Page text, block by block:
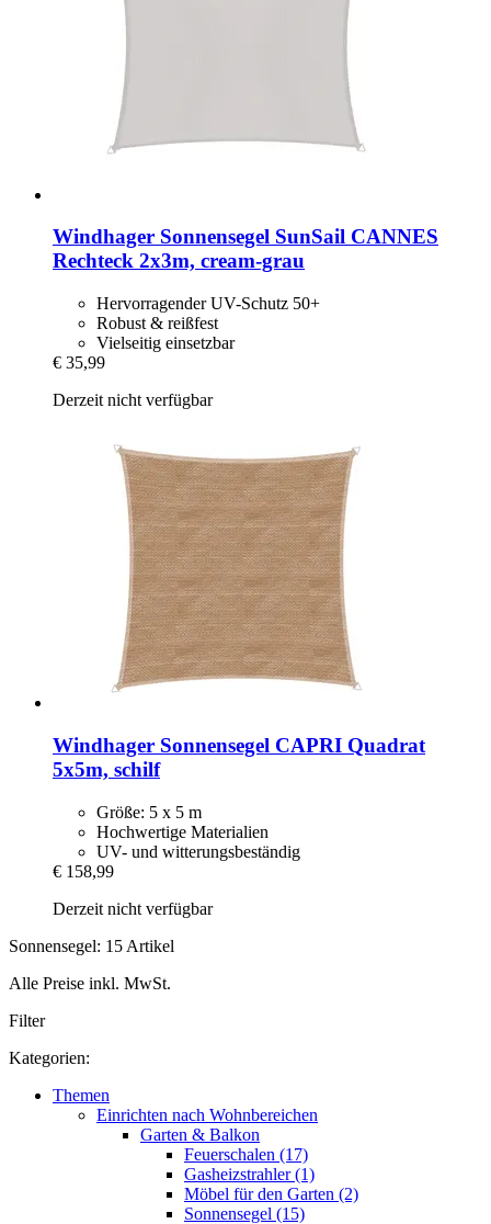
Windhager Sonnensegel SunSail CANNES
Rechteck 2x3m, cream-​grau
Hervorragender UV-Schutz 50+
Robust & reißfest
Vielseitig einsetzbar
€ 35,99
Derzeit nicht verfügbar
Windhager Sonnensegel CAPRI Quadrat
5x5m, schilf
Größe: 5 x 5 m
Hochwertige Materialien
UV- und witterungsbeständig
€ 158,99
Derzeit nicht verfügbar
Sonnensegel: 15 Artikel
Alle Preise inkl. MwSt.
Filter
Kategorien:
Themen
Einrichten nach Wohnbereichen
Garten & Balkon
Feuerschalen (17)
Gasheizstrahler (1)
Möbel für den Garten (2)
Sonnensegel (15)